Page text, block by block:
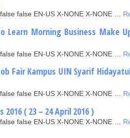
false EN-US X-NONE X-NONE …
Learn Morning Business Make
false EN-US X-NONE X-NONE …
Fair Kampus UIN Syarif
false EN-US X-NONE X-NONE …
2016 ( 23 – 24 April 2016 )
false EN-US X-NONE X-NONE …